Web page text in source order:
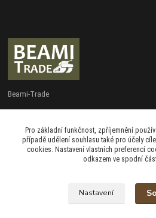
Beami-Trade
+420 775 427 778
Po - Pá 9:00 - 16:00
admin@beami-trade.cz
Pro základní funkčnost, zpříjemnění
případě udělení souhlasu také pro účely
cookies. Nastavení vlastních preferencí
odkazem ve spodní
Nastavení